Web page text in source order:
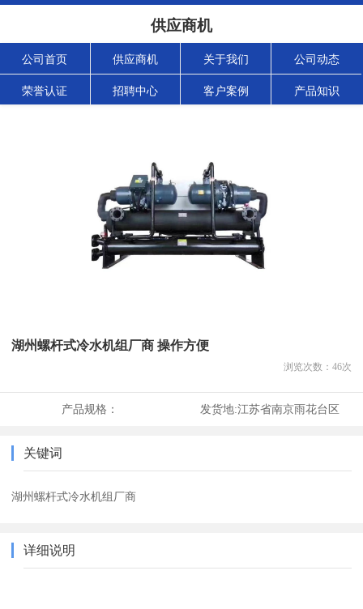
供应商机
公司首页 供应商机 关于我们 公司动态
荣誉认证 招聘中心 客户案例 产品知识
湖州螺杆式冷水机组厂商 操作方便
浏览次数： 46次
产品规格： 发货地:江苏省南京雨花台区
关键词
湖州螺杆式冷水机组厂商
详细说明